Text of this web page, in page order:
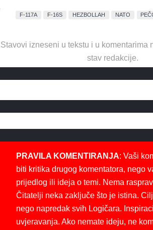
F-117A F-16S HEZBOLLAH NATO
Stavovi izneseni u tekstu i u komentarima
stav redakcije.
PRAVILA KOMENTIRANJA: Vaši
biti kritika drugog komentatora, nego
prijedlog ili ideja o temi. Nema
Čitatelji neka zaključe što je istina.
nego napredak svih Logičara.
uvjeravanja. Ako nemate ideju, ne